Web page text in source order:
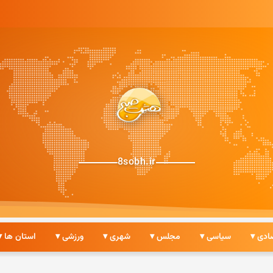
8sobh.ir
▾ سیاسی ▾ مجلس ▾ شهری ▾ ورزشی ▾ استان ها